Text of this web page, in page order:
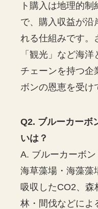
ト購入は地理的
で、購入収益が沿
れる仕組みです。
「観光」など海
チェーンを持つ企
ボンの恩恵を受け
Q2. ブルーカーボ
いは？
A. ブルーカーボ
海草藻場・海藻藻
吸収したCO2、森
林・間伐などによ